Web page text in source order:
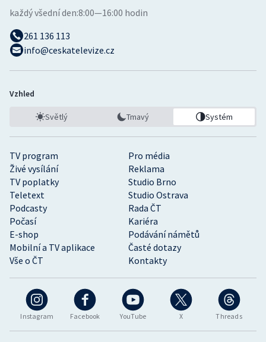
Instagram Facebook YouTube X Threads
TV program
Pro média
Živé vysílání
Reklama
TV poplatky
Studio Brno
Teletext
Studio Ostrava
Podcasty
Rada ČT
Počasí
Kariéra
E-shop
Podávání námětů
Mobilní a TV aplikace
Časté dotazy
Vše o ČT
Kontakty
každý všední den:8:00—16:00 hodin
261 136 113
info@ceskatelevize.cz
Vzhled
Světlý Tmavý Systém